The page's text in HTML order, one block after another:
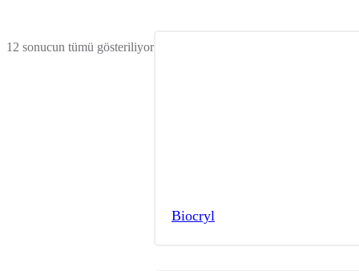
12 sonucun tümü gösteriliyor
Biocryl